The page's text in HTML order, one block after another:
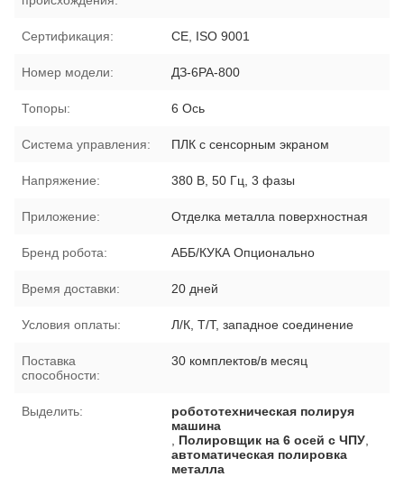
Сертификация: CE, ISO 9001
Номер модели: ДЗ-6РА-800
Топоры: 6 Ось
Система управления: ПЛК с сенсорным экраном
Напряжение: 380 В, 50 Гц, 3 фазы
Приложение: Отделка металла поверхностная
Бренд робота: АББ/КУКА Опционально
Время доставки: 20 дней
Условия оплаты: Л/К, Т/Т, западное соединение
Поставка
способности:
30 комплектов/в месяц
Выделить:
робототехническая полируя
машина
Полировщик на 6 осей с ЧПУ
автоматическая полировка
металла